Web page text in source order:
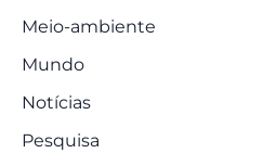
Meio-ambiente
Mundo
Notícias
Pesquisa